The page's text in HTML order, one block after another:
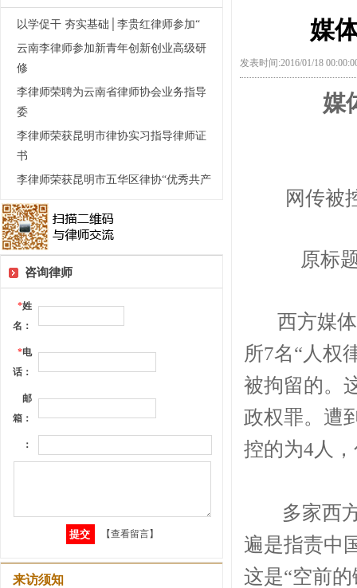
以学促干 夯实基础│李贵红律师参加“
云南李律师参加新青年创新创业高级研
修
李律师荣聘为云南省律师协会业务指导
委
李律师荣获昆明市律协实习指导律师证
书
李律师荣获昆明市五华区律协“优秀共产
咨询律师
*姓
名：
*电
话：
邮
箱：
：
【查看留言】
来访须知
媒
发表时间:2016/01/18
媒
网传被
原标
西方媒体
所7名“人权
被拘留的。
政权罪。遭
控的为4人
多家西方
遍是指责中
这是“空前